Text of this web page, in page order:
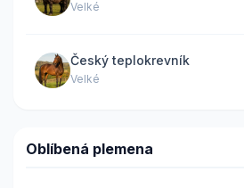
Velké
Český teplokrevník
Velké
Oblíbená plemena